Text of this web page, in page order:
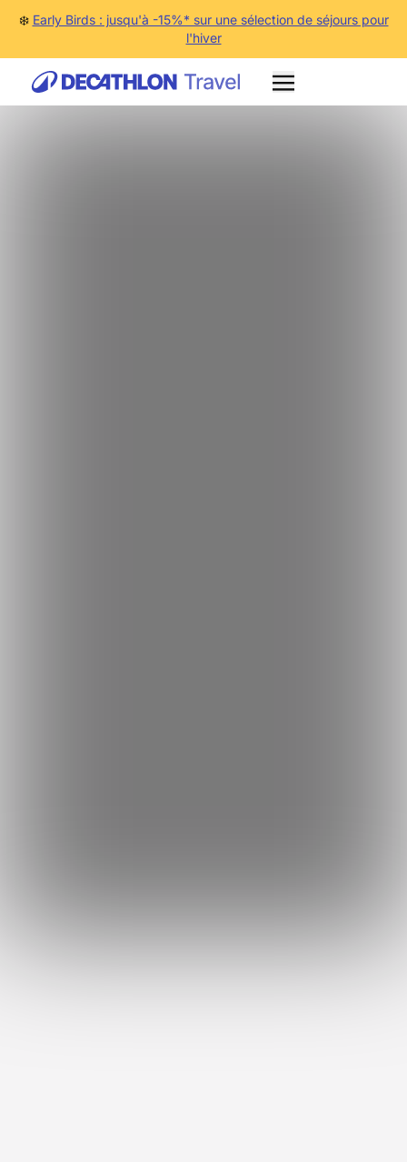
❄️ Early Birds : jusqu'à -15%* sur une sélection de séjours pour
l'hiver